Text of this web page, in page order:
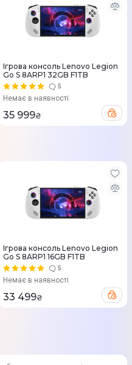
Ігрова консоль Lenovo Legion
Go S 8ARP1 32GB F1TB
5
Немає в наявності
35 999₴
Ігрова консоль Lenovo Legion
Go S 8ARP1 16GB F1TB
5
Немає в наявності
33 499₴